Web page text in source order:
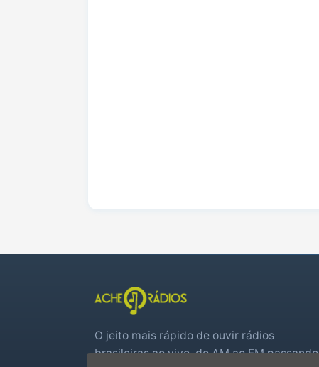
O jeito mais rápido de ouvir rádios
brasileiras ao vivo, do AM ao FM passando